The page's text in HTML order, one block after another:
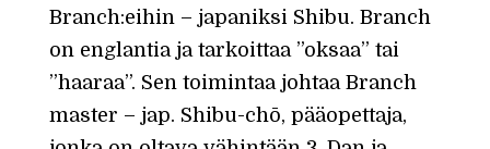
Branch:eihin – japaniksi Shibu. Branch
on englantia ja tarkoittaa ”oksaa” tai
”haaraa”. Sen toimintaa johtaa Branch
master – jap. Shibu-chō, pääopettaja,